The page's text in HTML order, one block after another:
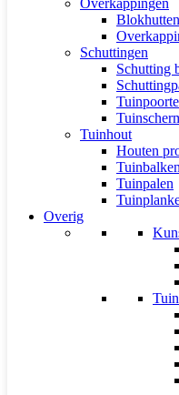
Blokhutten
Schuttingen
Schutting
Tuinhout
Houten
Tuinbalken
Tuinpalen
Overig